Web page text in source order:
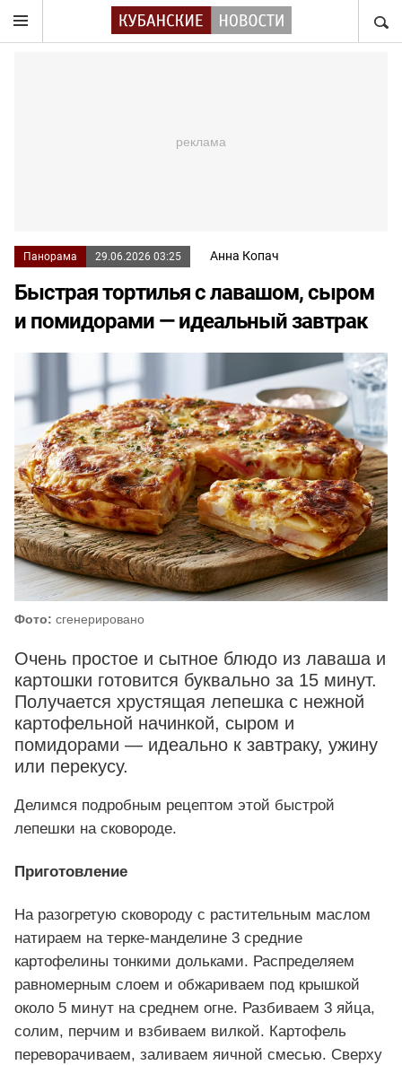
Панорама 29.06.2026 03:25 Анна Копач
Быстрая тортилья с лавашом, сыром
и помидорами — идеальный завтрак
Фото: сгенерировано
Очень простое и сытное блюдо из лаваша и
картошки готовится буквально за 15 минут.
Получается хрустящая лепешка с нежной
картофельной начинкой, сыром и
помидорами — идеально к завтраку, ужину
или перекусу.
Делимся подробным рецептом этой быстрой
лепешки на сковороде.
Приготовление
На разогретую сковороду с растительным маслом
натираем на терке-манделине 3 средние
картофелины тонкими дольками. Распределяем
равномерным слоем и обжариваем под крышкой
около 5 минут на среднем огне. Разбиваем 3 яйца,
солим, перчим и взбиваем вилкой. Картофель
переворачиваем, заливаем яичной смесью. Сверху